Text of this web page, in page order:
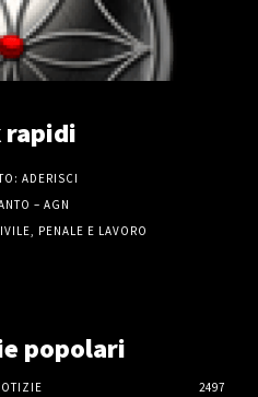
rapidi
ADERISCI
– AGN
PENALE E LAVORO
popolari
2497